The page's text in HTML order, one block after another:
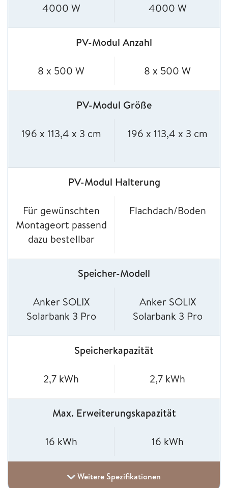
4000 W 4000 W
PV-Modul Anzahl
8 x 500 W 8 x 500 W
PV-Modul Größe
196 x 113,4 x 3 cm 196 x 113,4 x 3 cm
PV-Modul Halterung
Für gewünschten
Montageort passend
dazu bestellbar
Flachdach/Boden
Speicher-Modell
Anker SOLIX
Solarbank 3 Pro
Anker SOLIX
Solarbank 3 Pro
Speicherkapazität
2,7 kWh 2,7 kWh
Max. Erweiterungskapazität
16 kWh 16 kWh
Weitere Spezifikationen